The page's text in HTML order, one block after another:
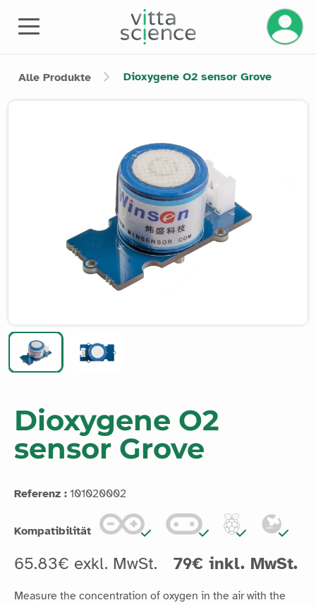
Ihr
Alle Produkte Dioxygene O2 sensor Grove
Dioxygene O2
sensor Grove
Referenz : 101020002
Kompatibilität
65.83€ exkl. MwSt. 79€ inkl. MwSt.
Measure the concentration of oxygen in the air with the